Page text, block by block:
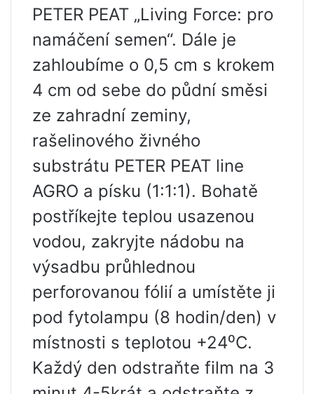
PETER PEAT „Living Force: pro
namáčení semen“. Dále je
zahloubíme o 0,5 cm s krokem
4 cm od sebe do půdní směsi
ze zahradní zeminy,
rašelinového živného
substrátu PETER PEAT line
AGRO a písku (1:1:1). Bohatě
postříkejte teplou usazenou
vodou, zakryjte nádobu na
výsadbu průhlednou
perforovanou fólií a umístěte ji
pod fytolampu (8 hodin/den) v
místnosti s teplotou +24⁰C.
Každý den odstraňte film na 3